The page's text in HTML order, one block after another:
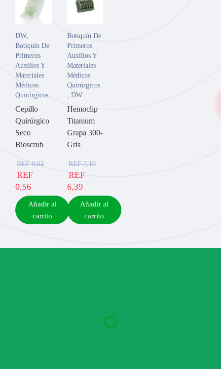
DW,
Botiquín De
Primeros
Auxilios Y
Materiales
Médicos
Quirúrgicos
Cepillo
Quirúrgico
Seco
Bioscrub
REF0,62
REF
0,56
Añadir al
carrito
Botiquín De
Primeros
Auxilios Y
Materiales
Médicos
Quirúrgicos
, DW
Hemoclip
Titanium
Grapa 300-
Gris
REF7,10
REF
6,39
Añadir al
carrito